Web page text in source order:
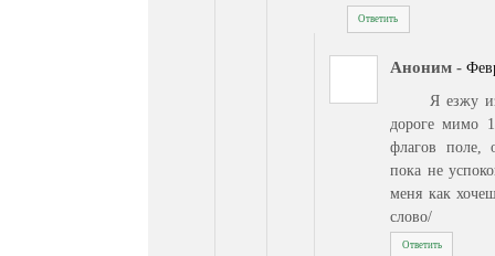
Ответить
Аноним -
Я езжу
дороге мимо
флагов поле,
пока не
меня как
слово/
Ответить